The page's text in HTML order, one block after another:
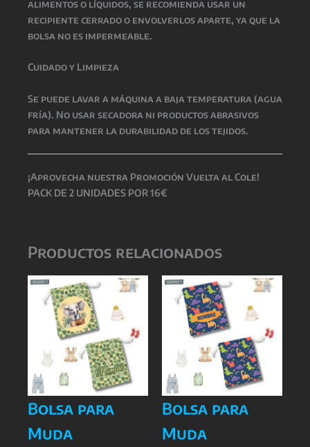
alimentos o líquidos, se recomienda usar un
recipiente cerrado o envolverlos aparte, ya que la
bolsa no es impermeable.
Cuidado y Limpieza
Se puede lavar a máquina a baja temperatura (agua
fría). No usar secadora ni productos abrasivos
para mantener la durabilidad de los tejidos.
¡Aprovecha nuestra Promoción Vuelta al Cole!
PACK DE 2 UNIDADES POR 16€
Productos relacionados
Bolsa para
Muda
Bolsa para
Muda